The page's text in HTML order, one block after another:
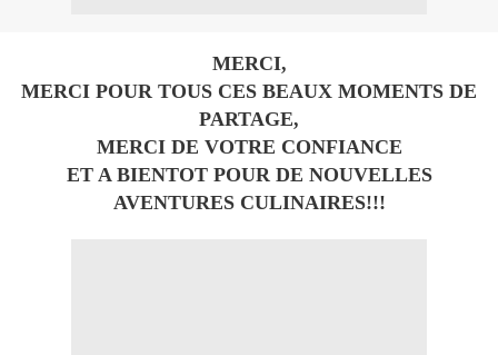
MERCI,
MERCI POUR TOUS CES BEAUX MOMENTS DE
PARTAGE,
MERCI DE VOTRE CONFIANCE
ET A BIENTOT POUR DE NOUVELLES
AVENTURES CULINAIRES!!!